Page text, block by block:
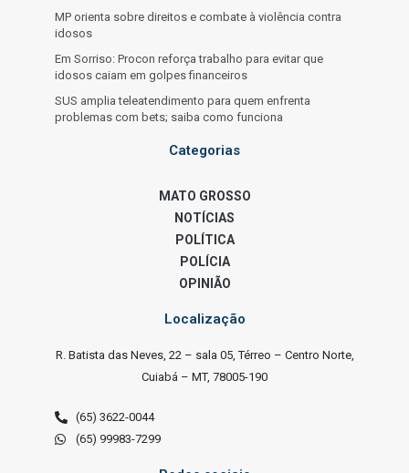
MP orienta sobre direitos e combate à violência contra
idosos
Em Sorriso: Procon reforça trabalho para evitar que
idosos caiam em golpes financeiros
SUS amplia teleatendimento para quem enfrenta
problemas com bets; saiba como funciona
Categorias
MATO GROSSO
NOTÍCIAS
POLÍTICA
POLÍCIA
OPINIÃO
Localização
R. Batista das Neves, 22 – sala 05, Térreo – Centro Norte,
Cuiabá – MT, 78005-190
(65) 3622-0044
(65) 99983-7299